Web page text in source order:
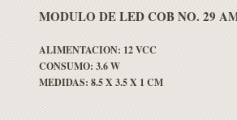
MODULO DE LED COB NO. 29
ALIMENTACION: 12 VCC
CONSUMO: 3.6 W
MEDIDAS: 8.5 X 3.5 X 1 CM